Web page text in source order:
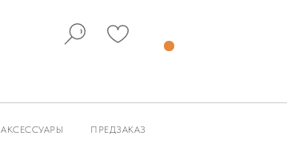
АКСЕССУАРЫ ПРЕДЗАКАЗ